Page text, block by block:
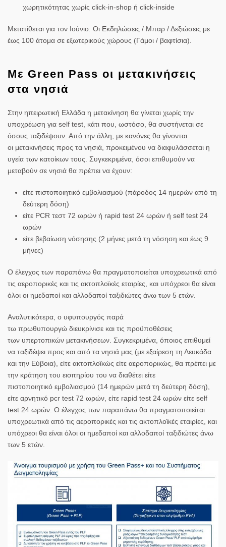
χωρητικότητας χωρίς click-in-shop ή click-inside
Μετατίθεται για τον Ιούνιο: Οι Εκδηλώσεις / Μπαρ / Δεξιώσεις με
έως 100 άτομα σε εξωτερικούς χώρους (Γάμοι / βαφτίσια).
Με Green Pass οι μετακινήσεις
στα νησιά
Στην ηπειρωτική Ελλάδα η μετακίνηση θα γίνεται χωρίς την
υποχρέωση για self test , κάτι που, ωστόσο, θα συστήνεται σε
όσους ταξιδέψουν. Από την άλλη, με κανόνες θα γίνονται
οι μετακινήσεις προς τα νησιά, προκειμένου να διαφυλάσσεται η
υγεία των κατοίκων τους. Συγκεκριμένα, όσοι επιθυμούν να
μεταβούν σε νησιά θα πρέπει να έχουν:
είτε πιστοποιητικό εμβολιασμού (πάροδος 14 ημερών από τη
δεύτερη δόση)
είτε PCR τεστ 72 ωρών ή rapid test 24 ωρών ή self test 24
ωρών
είτε βεβαίωση νόσησης (2 μήνες μετά τη νόσηση και έως 9
μήνες)
Ο έλεγχος των παραπάνω θα πραγματοποιείται υποχρεωτικά από
τις αεροπορικές και τις ακτοπλοϊκές εταιρίες, και υπόχρεοι θα είναι
όλοι οι ημεδαποί και αλλοδαποί ταξιδιώτες άνω των 5 ετών.
Αναλυτικότερα, ο υφυπουργός παρά
τω πρωθυπουργώ διευκρίνισε και τις προϋποθέσεις
των υπερτοπικών μετακινήσεων. Συγκεκριμένα, όποιος επιθυμεί
να ταξιδέψει προς και από τα νησιά μας (με εξαίρεση τη Λευκάδα
και την Εύβοια), είτε ακτοπλοϊκώς είτε αεροπορικώς , θα πρέπει με
την κράτηση του εισιτηρίου του να διαθέτει είτε
πιστοποιητικό εμβολιασμού (14 ημερών μετά τη δεύτερη δόση),
είτε αρνητικό pcr test 72 ωρών, είτε rapid test 24 ωρών είτε self
test 24 ωρών. Ο έλεγχος των παραπάνω θα πραγματοποιείται
υποχρεωτικά από τις αεροπορικές και τις ακτοπλοϊκές εταιρίες, και
υπόχρεοι θα είναι όλοι οι ημεδαποί και αλλοδαποί ταξιδιώτες άνω
των 5 ετών.